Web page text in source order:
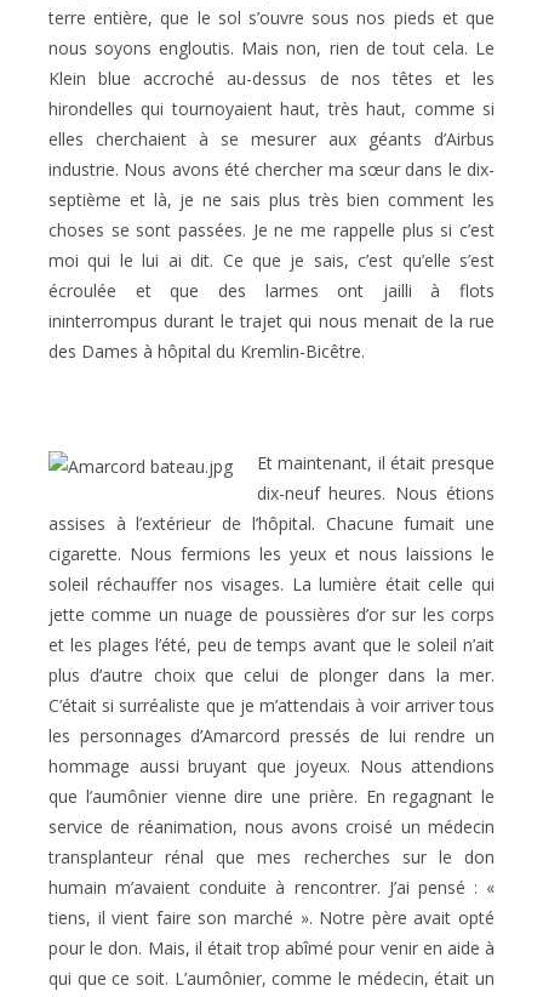
terre entière, que le sol s’ouvre sous nos pieds et que
nous soyons engloutis. Mais non, rien de tout cela. Le
Klein blue accroché au-dessus de nos têtes et les
hirondelles qui tournoyaient haut, très haut, comme si
elles cherchaient à se mesurer aux géants d’Airbus
industrie. Nous avons été chercher ma sœur dans le dix-
septième et là, je ne sais plus très bien comment les
choses se sont passées. Je ne me rappelle plus si c’est
moi qui le lui ai dit. Ce que je sais, c’est qu’elle s’est
écroulée et que des larmes ont jailli à flots
ininterrompus durant le trajet qui nous menait de la rue
des Dames à hôpital du Kremlin-Bicêtre.
Et maintenant, il était presque
dix-neuf heures. Nous étions
assises à l’extérieur de l’hôpital. Chacune fumait une
cigarette. Nous fermions les yeux et nous laissions le
soleil réchauffer nos visages. La lumière était celle qui
jette comme un nuage de poussières d’or sur les corps
et les plages l’été, peu de temps avant que le soleil n’ait
plus d’autre choix que celui de plonger dans la mer.
C’était si surréaliste que je m’attendais à voir arriver tous
les personnages d’Amarcord pressés de lui rendre un
hommage aussi bruyant que joyeux. Nous attendions
que l’aumônier vienne dire une prière. En regagnant le
service de réanimation, nous avons croisé un médecin
transplanteur rénal que mes recherches sur le don
humain m’avaient conduite à rencontrer. J’ai pensé : «
tiens, il vient faire son marché ». Notre père avait opté
pour le don. Mais, il était trop abîmé pour venir en aide à
qui que ce soit. L’aumônier, comme le médecin, était un